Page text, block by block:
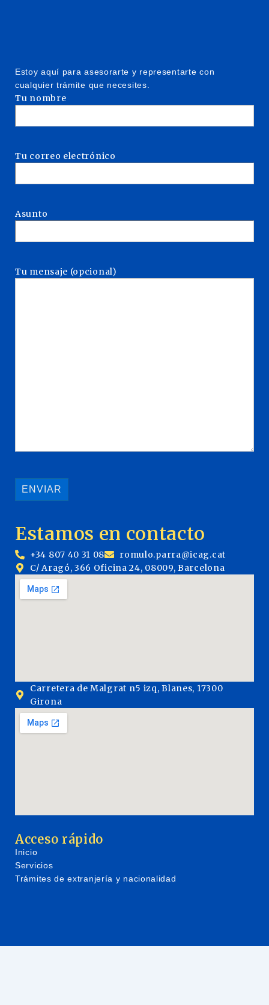
Estoy aquí para asesorarte y representarte con
cualquier trámite que necesites.
Tu nombre
Tu correo electrónico
Asunto
Tu mensaje (opcional)
Estamos en contacto
+34 807 40 31 08
romulo.parra@icag.cat
C/ Aragó, 366 Oficina 24, 08009, Barcelona
Carretera de Malgrat n5 izq, Blanes, 17300
Girona
Acceso rápido
Inicio
Servicios
Trámites de extranjería y nacionalidad